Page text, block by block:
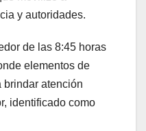
y autoridades.
de las 8:45 horas
elementos de
brindar atención
identificado como